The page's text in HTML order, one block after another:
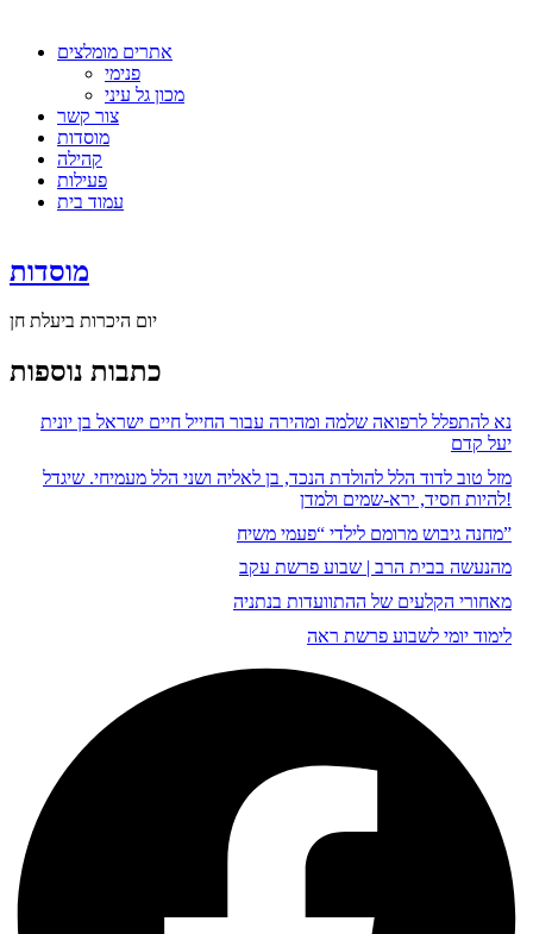
אתרים מומלצים
פנימי
מכון גל עיני
צור קשר
מוסדות
קהילה
פעילות
עמוד בית
מוסדות
יום היכרות ביעלת חן
כתבות נוספות
נא להתפלל לרפואה שלמה ומהירה עבור החייל חיים ישראל בן יונית
יעל קדם
מזל טוב לדוד הלל להולדת הנכד, בן לאליה ושני הלל מעמיחי. שיגדל
להיות חסיד, ירא-שמים ולמדן!
מחנה גיבוש מרומם לילדי “פעמי משיח”
מהנעשה בבית הרב | שבוע פרשת עקב
מאחורי הקלעים של ההתוועדות בנתניה
לימוד יומי לשבוע פרשת ראה